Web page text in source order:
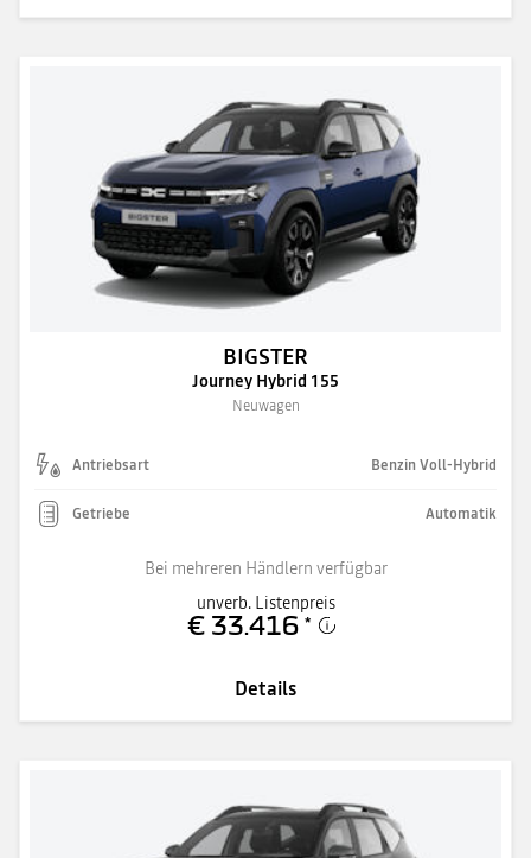
BIGSTER
Journey Hybrid 155
Neuwagen
Antriebsart Benzin Voll-Hybrid
Getriebe Automatik
Bei mehreren Händlern verfügbar
unverb. Listenpreis
€ 33.416 *
Details